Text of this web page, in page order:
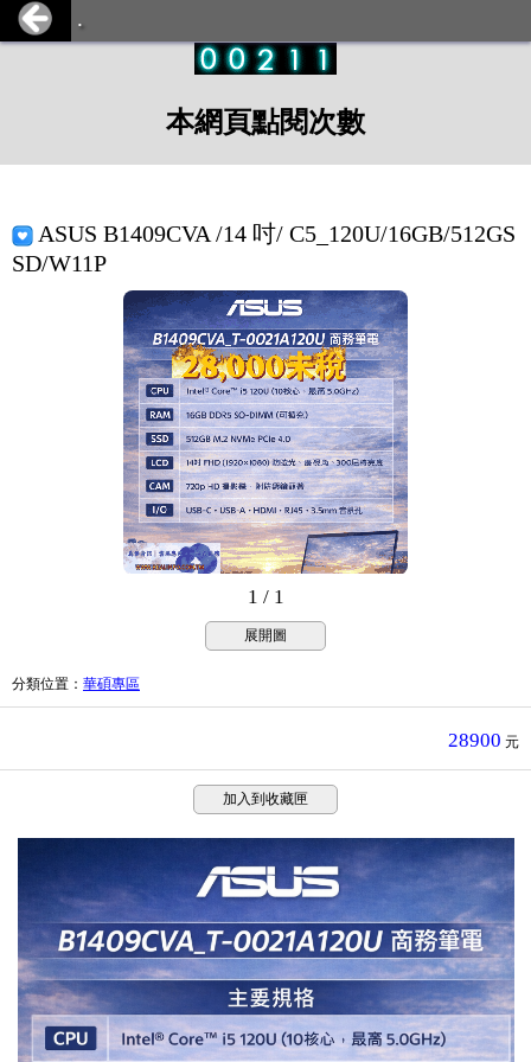
本網頁點閱次數
.
ASUS B1409CVA /14 吋/ C5_120U/16GB/512GS
SD/W11P
1 / 1
展開圖
分類位置 ： 華碩專區
28900 元
加入到收藏匣